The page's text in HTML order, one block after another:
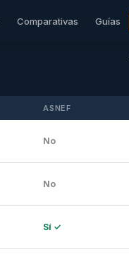
Comparativas Guías
ASNEF
No
No
Sí ✓